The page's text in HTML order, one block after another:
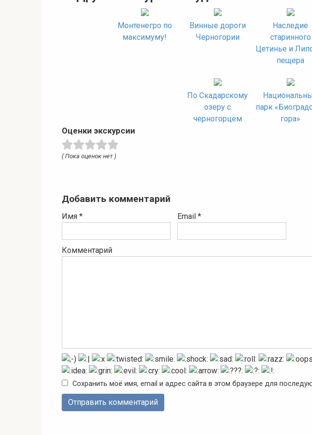
Монтенегро по
максимуму!
Винные дороги
Черногории
Наследие
старинного
Цетинье и
пещера
По Скадарскому
озеру с
черногорцем
парк
гора»
Оценки экскурсии
( Пока оценок нет )
Добавить комментарий
Имя * Email *
Комментарий
Сохранить моё имя, email и адрес сайта в этом браузере для